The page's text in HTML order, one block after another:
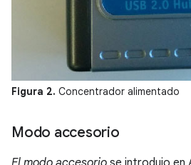
Figura 2. Concentrador alimentado
Modo accesorio